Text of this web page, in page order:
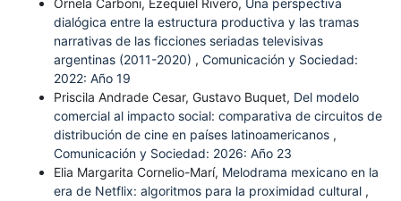
dialógica entre la estructura productiva y las tramas
narrativas de las ficciones seriadas televisivas
argentinas (2011-2020) , Comunicación y Sociedad:
2022: Año 19
Priscila Andrade Cesar, Gustavo Buquet, Del modelo
comercial al impacto social: comparativa de circuitos de
distribución de cine en países latinoamericanos ,
Comunicación y Sociedad: 2026: Año 23
Elia Margarita Cornelio-Marí, Melodrama mexicano en la
era de Netflix: algoritmos para la proximidad cultural ,